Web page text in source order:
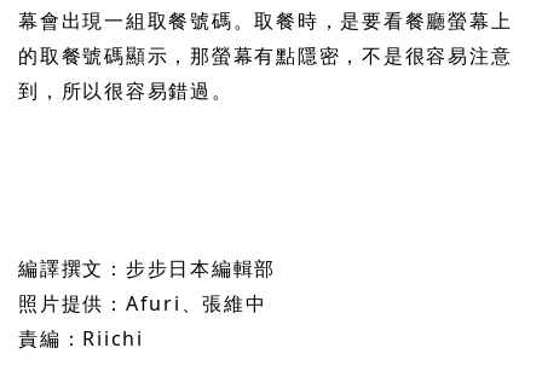
幕會出現一組取餐號碼。取餐時，是要看餐廳螢幕上
的取餐號碼顯示，那螢幕有點隱密，不是很容易注意
到，所以很容易錯過。
編譯撰文：步步日本編輯部
照片提供：Afuri、張維中
責編：Riichi